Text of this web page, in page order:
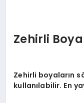
DÜNYA
SAĞLIK
Zehirli
Zehirli boyaların
kullanılabilir. En